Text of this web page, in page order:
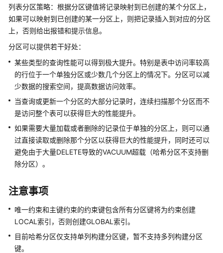
指
南
（集
式
_V2.0-
8.x）
发
指
南
（分
布
_V2.0-
发
指
南
列表分区策略：根据分区键值将记录映射到已创建的某个分区上，
如果可以映射到已创建的某一分区上，则把记录插入到对应的分区
上，否则给出报错和提示信息。
分区可以提供若干好处：
某些类型的查询性能可以得到极大提升。特别是表中访问率较高
的行位于一个单独分区或少数几个分区上的情况下。分区可以减
少数据的搜索空间，提高数据访问效率。
当查询或更新一个分区的大部分记录时，连续扫描那个分区而不
是访问整个表可以获得巨大的性能提升。
如果需要大量加载或者删除的记录位于单独的分区上，则可以通
过直接读取或删除那个分区以获得巨大的性能提升，同时还可以
避免由于大量DELETE导致的VACUUM超载（哈希分区不支持删
除分区）。
注意事项
唯一约束和主键约束的约束键包含所有分区键将为约束创建
LOCAL索引，否则创建GLOBAL索引。
目前哈希分区仅支持单列构建分区键，暂不支持多列构建分区
键。